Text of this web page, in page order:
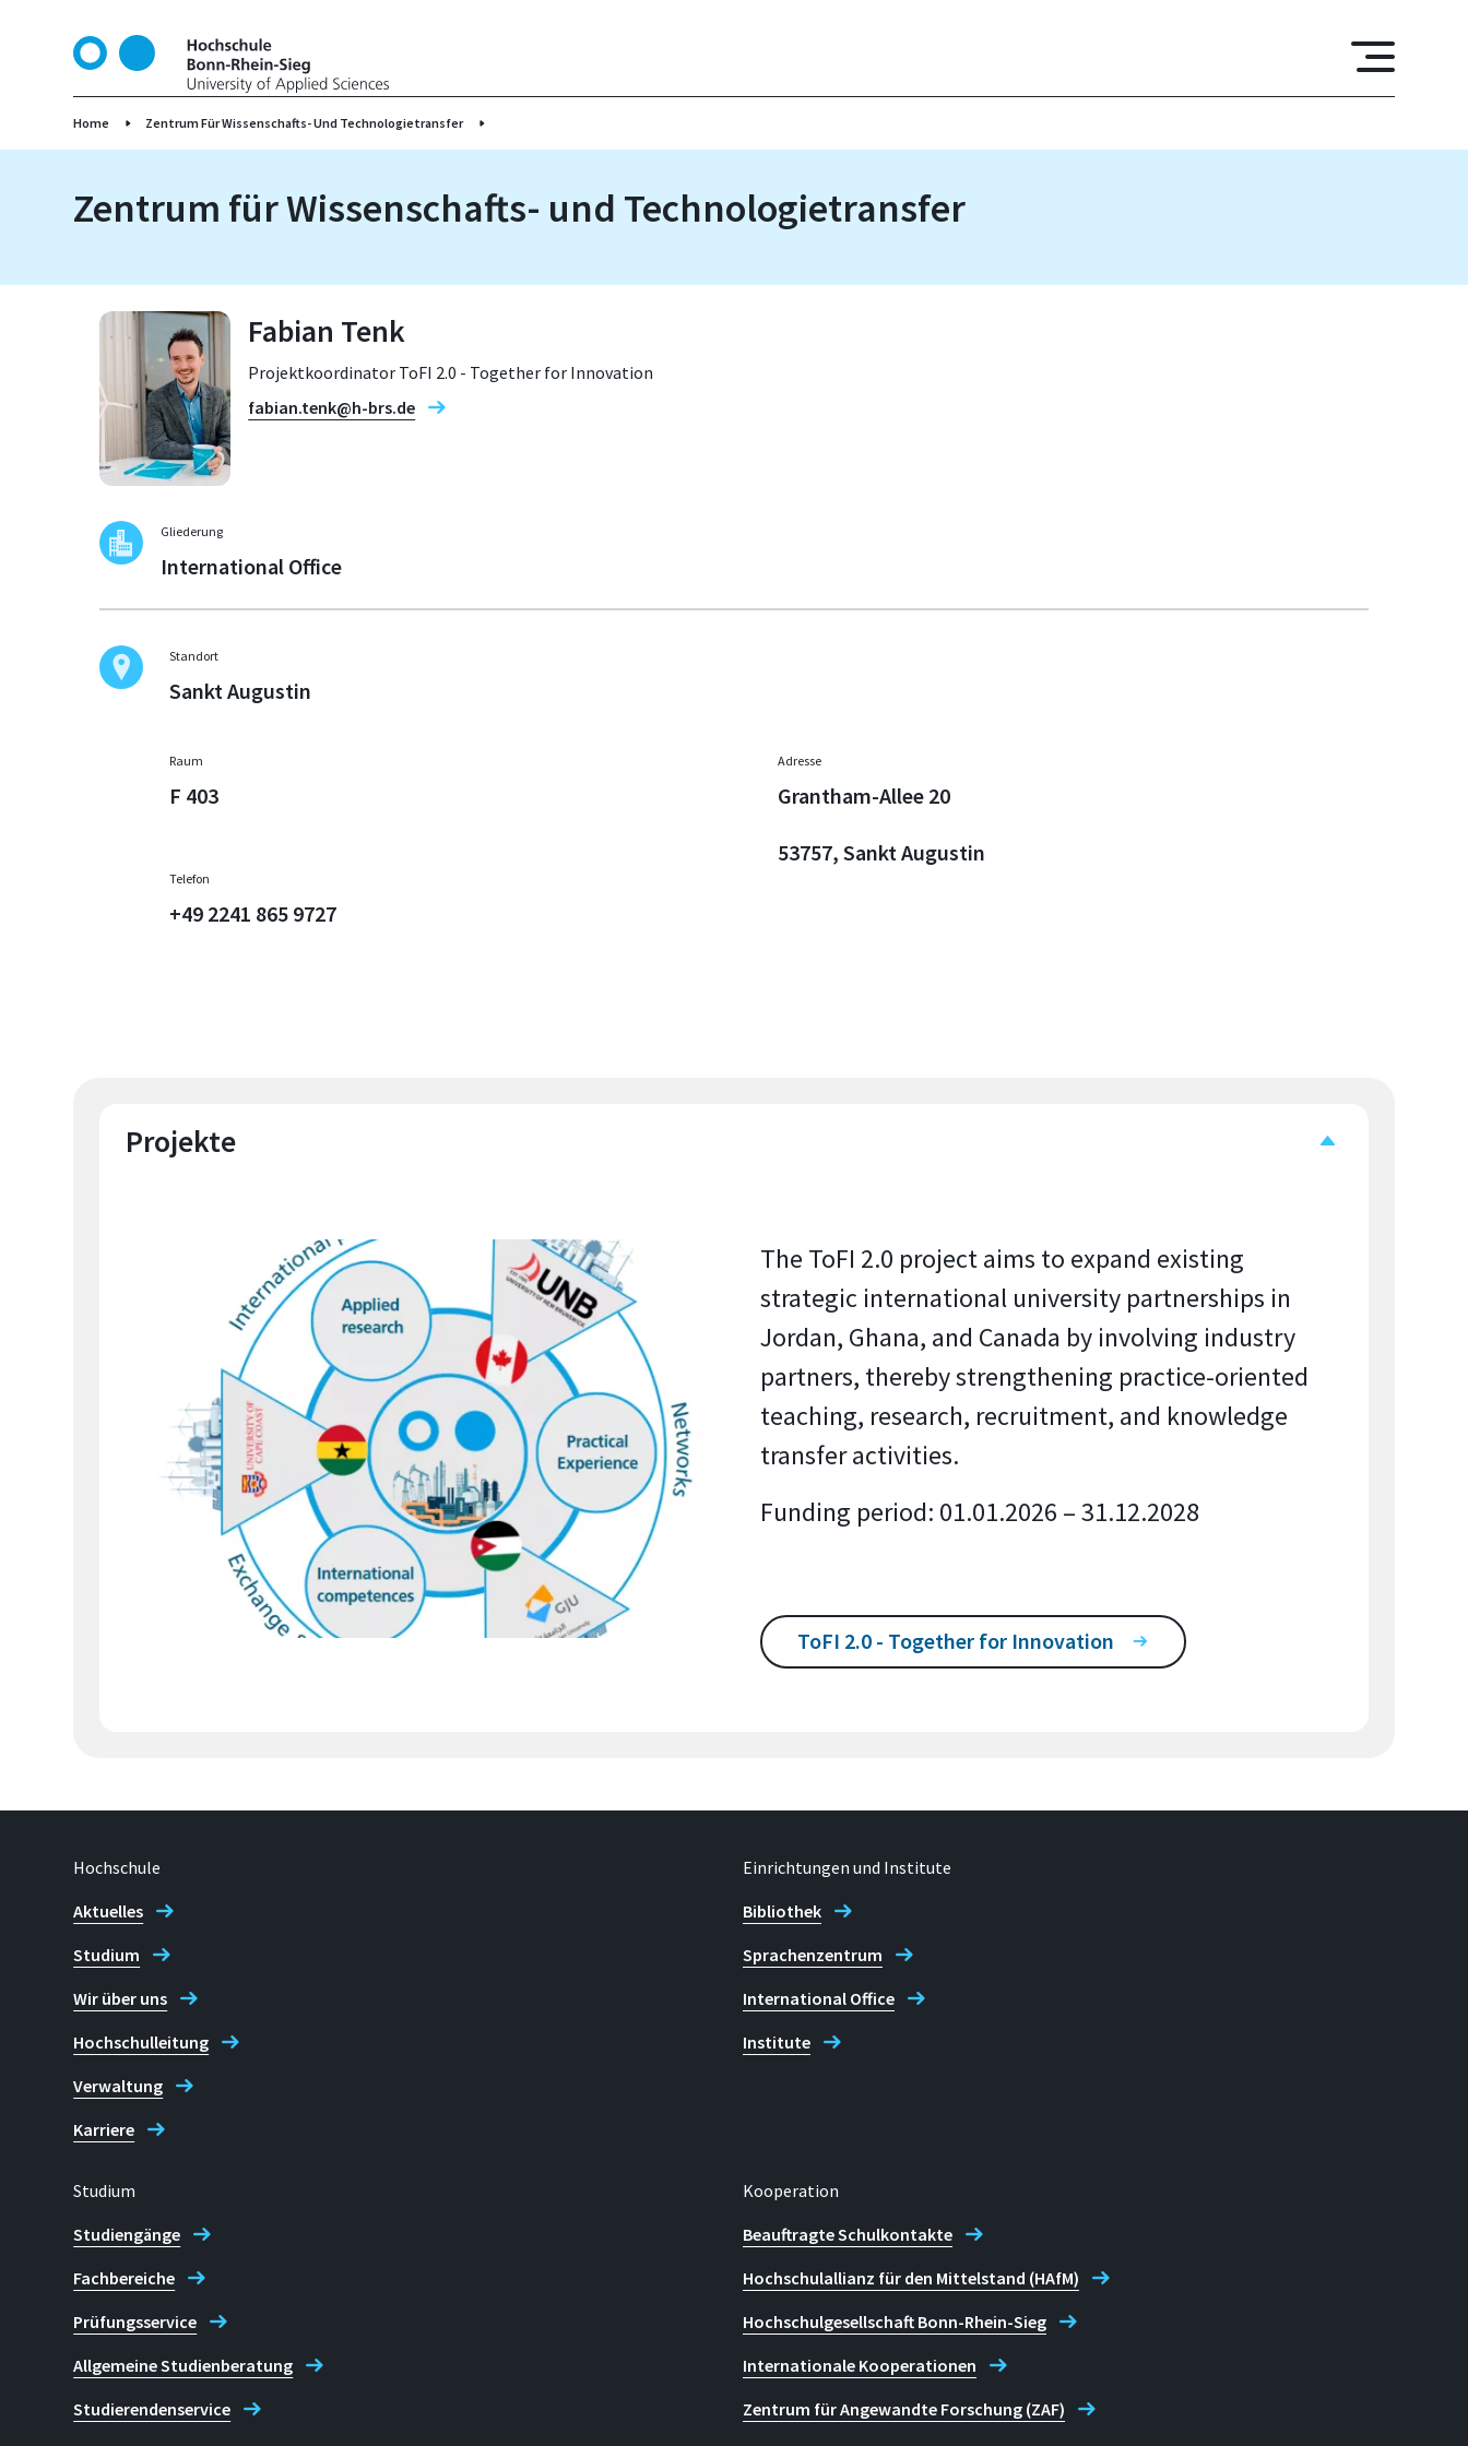
t
Home Zentrum Für Wissenschafts- Und Technologietransfer
Zentrum für Wissenschafts- und Technologietransfer
Fabian Tenk
Projektkoordinator ToFI 2.0 - Together for Innovation
fabian.tenk@h-brs.de
Gliederung
International Office
Standort
Sankt Augustin
Raum
F 403
Adresse
Grantham-Allee 20
53757, Sankt Augustin
Telefon
+49 2241 865 9727
Projekte
The ToFI 2.0 project aims to expand existing
strategic international university partnerships in
Jordan, Ghana, and Canada by involving industry
partners, thereby strengthening practice-oriented
teaching, research, recruitment, and knowledge
transfer activities.
Funding period: 01.01.2026 – 31.12.2028
ToFI 2.0 - Together for Innovation
Hochschule
Aktuelles
Studium
Wir über uns
Hochschulleitung
Verwaltung
Karriere
Einrichtungen und Institute
Bibliothek
Sprachenzentrum
International Office
Institute
Studium
Studiengänge
Fachbereiche
Prüfungsservice
Allgemeine Studienberatung
Studierendenservice
Kooperation
Beauftragte Schulkontakte
Hochschulallianz für den Mittelstand (HAfM)
Hochschulgesellschaft Bonn-Rhein-Sieg
Internationale Kooperationen
Zentrum für Angewandte Forschung (ZAF)